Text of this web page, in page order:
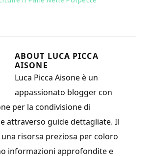
ABOUT LUCA PICCA
AISONE
Luca Picca Aisone è un
appassionato blogger con
per la condivisione di
attraverso guide dettagliate. Il
risorsa preziosa per coloro
informazioni approfondite e